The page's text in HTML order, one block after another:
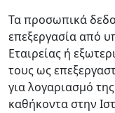
Τα προσωπικά
επεξεργασία από
Εταιρείας ή
τους ως
για λογαριασμό
καθήκοντα στην